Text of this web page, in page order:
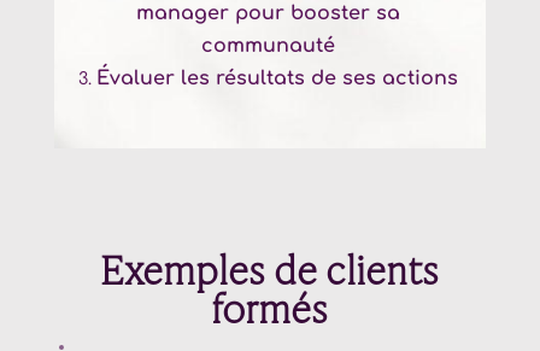
manager pour booster sa
communauté
Évaluer les résultats de ses actions
Exemples de clients
formés